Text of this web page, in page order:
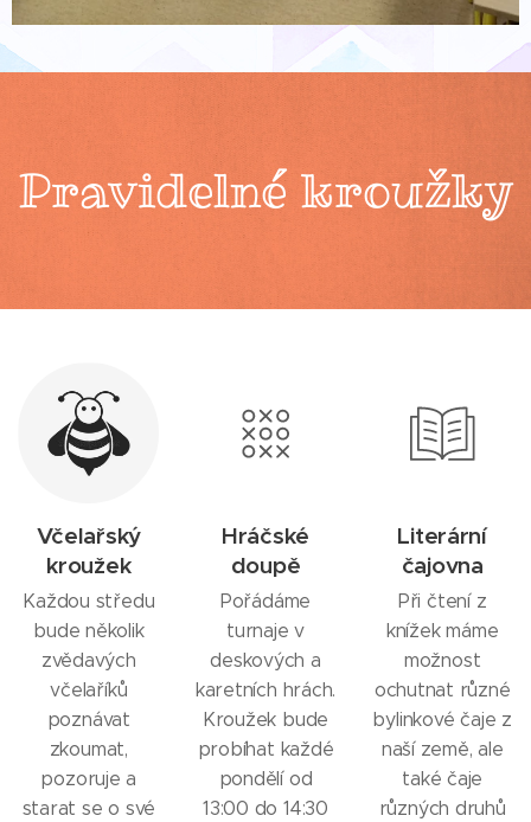
Pravidelné kroužky
Včelařský
kroužek
Každou středu
bude několik
zvědavých
včelaříků
poznávat
zkoumat,
pozoruje a
starat se o své
Hráčské
doupě
Pořádáme
turnaje v
deskových a
karetních hrách.
Kroužek bude
probíhat každé
pondělí od
13:00 do 14:30
Literární
čajovna
Při čtení z
knížek máme
možnost
ochutnat různé
bylinkové čaje z
naší země, ale
také čaje
různých druhů